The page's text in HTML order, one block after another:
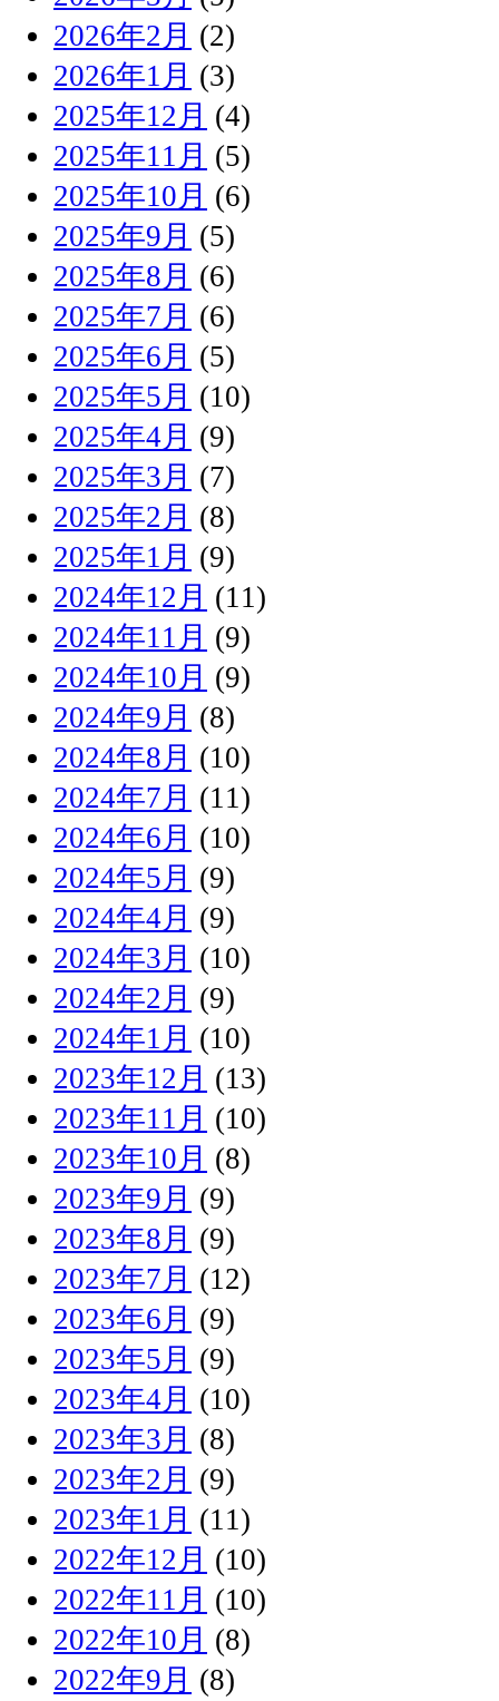
2026年2月 (2)
2026年1月 (3)
2025年12月 (4)
2025年11月 (5)
2025年10月 (6)
2025年9月 (5)
2025年8月 (6)
2025年7月 (6)
2025年6月 (5)
2025年5月 (10)
2025年4月 (9)
2025年3月 (7)
2025年2月 (8)
2025年1月 (9)
2024年12月 (11)
2024年11月 (9)
2024年10月 (9)
2024年9月 (8)
2024年8月 (10)
2024年7月 (11)
2024年6月 (10)
2024年5月 (9)
2024年4月 (9)
2024年3月 (10)
2024年2月 (9)
2024年1月 (10)
2023年12月 (13)
2023年11月 (10)
2023年10月 (8)
2023年9月 (9)
2023年8月 (9)
2023年7月 (12)
2023年6月 (9)
2023年5月 (9)
2023年4月 (10)
2023年3月 (8)
2023年2月 (9)
2023年1月 (11)
2022年12月 (10)
2022年11月 (10)
2022年10月 (8)
2022年9月 (8)